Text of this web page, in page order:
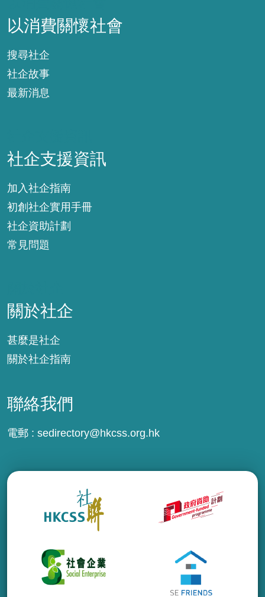
以消費關懷社會
搜尋社企
社企故事
最新消息
社企支援資訊
加入社企指南
初創社企實用手冊
社企資助計劃
常見問題
關於社企
甚麼是社企
關於社企指南
聯絡我們
電郵 : sedirectory@hkcss.org.hk